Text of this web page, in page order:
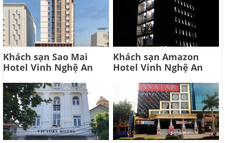
Khách sạn Sao Mai
Hotel Vinh Nghệ An
Khách sạn Amazon
Hotel Vinh Nghệ An